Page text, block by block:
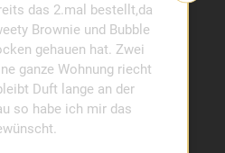
das 2.mal bestellt,da
Brownie und Bubble
gehauen hat. Zwei
ganze Wohnung riecht
Duft lange an der
so habe ich mir das